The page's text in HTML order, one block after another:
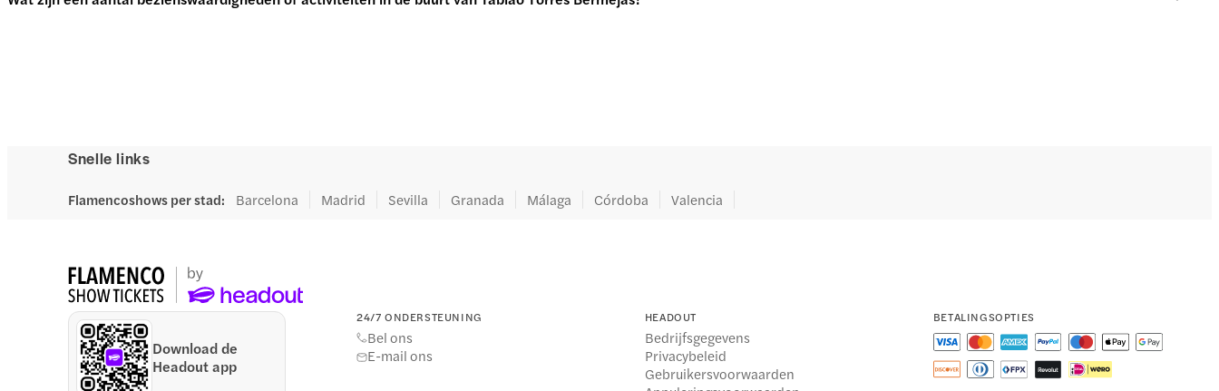
Snelle links
Flamencoshows per stad: Barcelona Madrid Sevilla Granada Málaga Córdoba Valencia
Download de
Headout app
24/7 ONDERSTEUNING
Bel ons
E-mail ons
HEADOUT
Bedrijfsgegevens
Privacybeleid
Gebruikersvoorwaarden
BETALINGSOPTIES